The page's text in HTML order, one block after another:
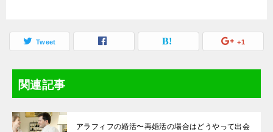
Tweet +1
関連記事
アラフィフの婚活〜再婚活の場合はどうやって出会